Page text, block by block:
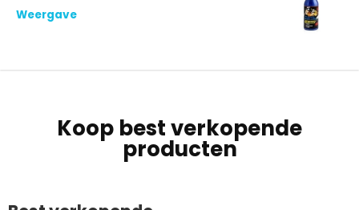
Weergave
Koop best verkopende
producten